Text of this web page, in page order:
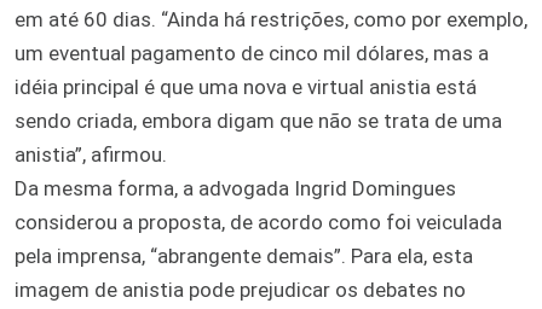
em até 60 dias. “Ainda há restrições, como por exemplo,
um eventual pagamento de cinco mil dólares, mas a
idéia principal é que uma nova e virtual anistia está
sendo criada, embora digam que não se trata de uma
anistia”, afirmou.
Da mesma forma, a advogada Ingrid Domingues
considerou a proposta, de acordo como foi veiculada
pela imprensa, “abrangente demais”. Para ela, esta
imagem de anistia pode prejudicar os debates no